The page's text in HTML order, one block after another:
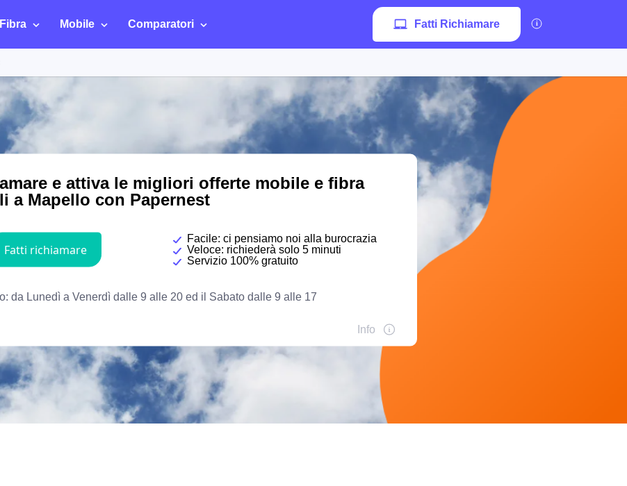
Fibra Mobile Comparatori Fatti Richiamare